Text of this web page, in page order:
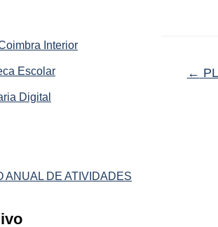
Interior
Escolar
Digital
ANUAL DE ATIVIDADES
←